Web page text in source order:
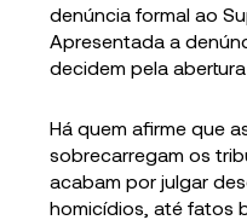
denúncia formal ao
Apresentada a
decidem pela
Há quem afirme que
sobrecarregam os
acabam por julgar
homicídios, até fatos